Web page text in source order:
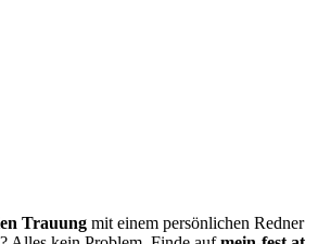
Trauungmit einem persönlichen Redner